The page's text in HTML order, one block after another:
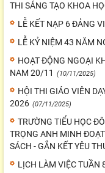
THI SÁNG TẠO KHOA
LỄ KẾT NẠP 6 ĐẢNG
LỄ KỶ NIỆM 43 NĂM
HOẠT ĐỘNG NGOẠI
NAM 20/11
(10/11/2025)
HỘI THI GIÁO VIÊN
2026 (07/11/2025)
TRƯỜNG TIỂU HỌC
TRỌNG ANH MINH
SÁCH - GẮN KẾT YÊU
LỊCH LÀM VIỆC TUẦN